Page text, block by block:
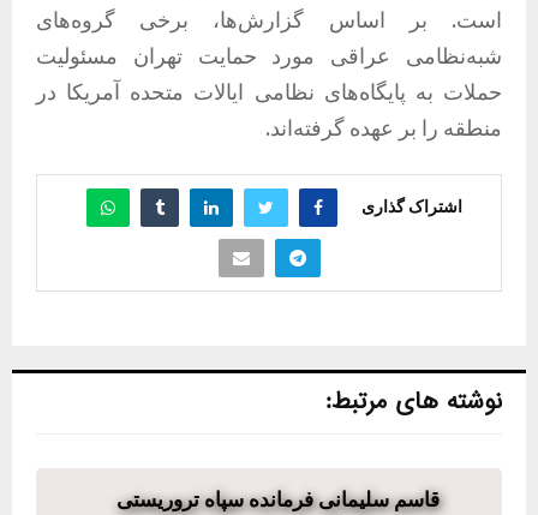
است. بر اساس گزارش‌ها، برخی گروه‌های
شبه‌نظامی عراقی مورد حمایت تهران مسئولیت
حملات به پایگاه‌های نظامی ایالات متحده آمریکا در
منطقه را بر عهده گرفته‌اند.
اشتراک گذاری
نوشته های مرتبط:
قاسم سلیمانی فرمانده سپاه تروریستی